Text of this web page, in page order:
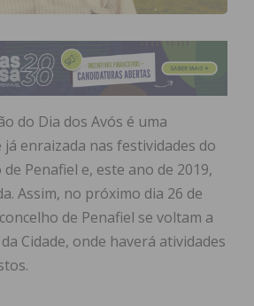
do Dia dos Avós é uma
já enraizada nas festividades do
de Penafiel e, este ano de 2019,
Assim, no próximo dia 26 de
de Penafiel se voltam a
Cidade, onde haverá atividades